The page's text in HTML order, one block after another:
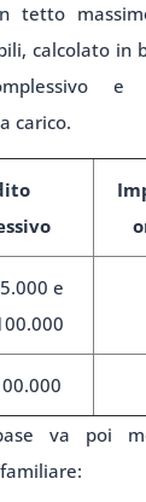
tetto
calcolato in
carico.
e
va poi